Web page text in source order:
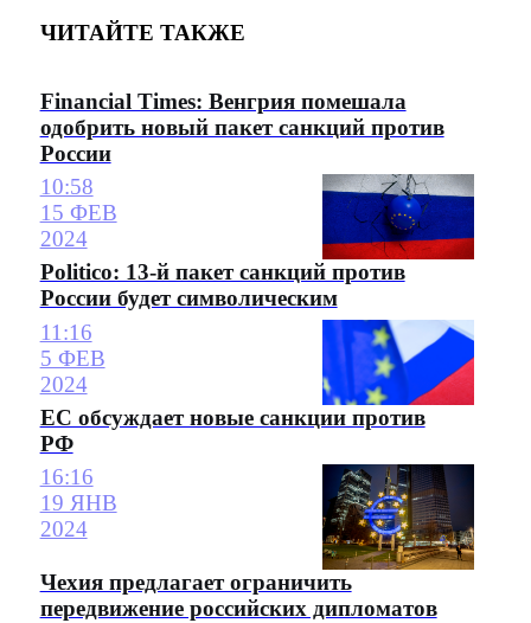
ЧИТАЙТЕ ТАКЖЕ
Financial Times: Венгрия помешала
одобрить новый пакет санкций против
России
10:58
15 ФЕВ
2024
Politico: 13-й пакет санкций против
России будет символическим
11:16
5 ФЕВ
2024
ЕС обсуждает новые санкции против
РФ
16:16
19 ЯНВ
2024
Чехия предлагает ограничить
передвижение российских дипломатов